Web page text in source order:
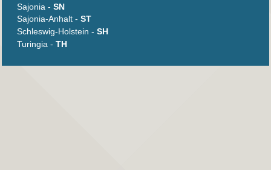
Sajonia - SN
Sajonia-Anhalt - ST
Schleswig-Holstein - SH
Turingia - TH